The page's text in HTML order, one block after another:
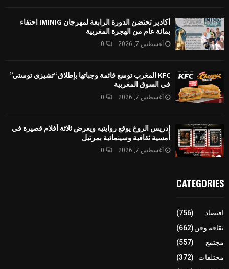
أكادير تحتضن الدورة الرابعة لمهرجان IMINIG احتفاء
بمائة عام من الهجرة المغربية
أغسطس 7, 2026 0
KFC المغرب توسع قائمة وجباتها بإطلاق “تشيزي توستي”
في السوق المغربية
أغسطس 7, 2026 0
إدريس الروخ يوقع روايتيه ويعرض ثلاثة أفلام قصيرة في
أمسية ثقافية وسينمائية بمرتيل
أغسطس 7, 2026 0
CATEGORIES
اقتصاد
(756)
ثقافة وفن(662)
مجتمع
(557)
مختلفات
(372)